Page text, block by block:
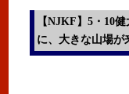
【NJKF】5・10
に、大きな山場が